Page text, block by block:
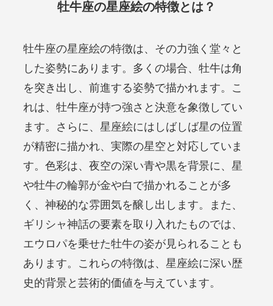
牡牛座の星座絵の特徴とは？
牡牛座の星座絵の特徴は、その力強く堂々と
した姿勢にあります。多くの場合、牡牛は角
を突き出し、前進する姿勢で描かれます。こ
れは、牡牛座が持つ強さと決意を象徴してい
ます。さらに、星座絵にはしばしば星の位置
が精密に描かれ、実際の星空と対応していま
す。色彩は、夜空の深い青や黒を背景に、星
や牡牛の輪郭が金や白で描かれることが多
く、神秘的な雰囲気を醸し出します。また、
ギリシャ神話の要素を取り入れたものでは、
エウロパを乗せた牡牛の姿が見られることも
あります。これらの特徴は、星座絵に深い歴
史的背景と芸術的価値を与えています。